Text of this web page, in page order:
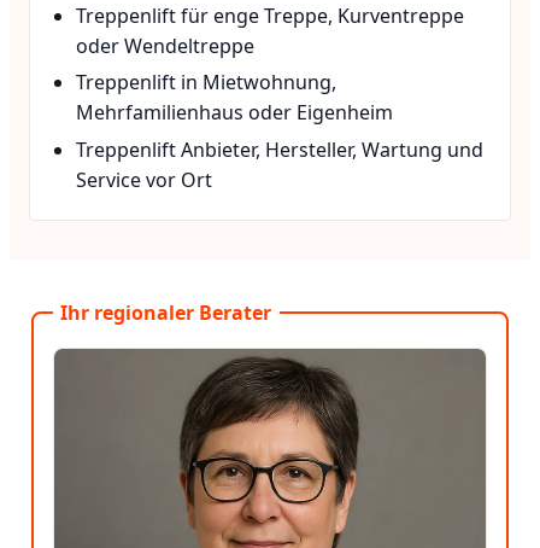
Treppenlift für enge Treppe, Kurventreppe
oder Wendeltreppe
Treppenlift in Mietwohnung,
Mehrfamilienhaus oder Eigenheim
Treppenlift Anbieter, Hersteller, Wartung und
Service vor Ort
Ihr regionaler Berater